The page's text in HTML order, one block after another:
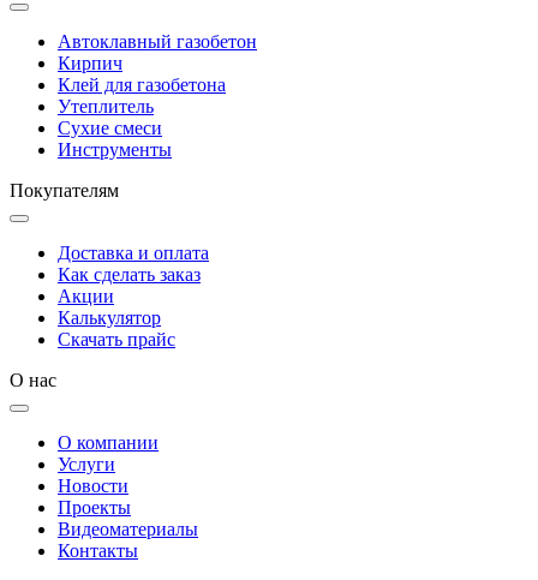
Автоклавный газобетон
Кирпич
Клей для газобетона
Утеплитель
Сухие смеси
Инструменты
Покупателям
Доставка и оплата
Как сделать заказ
Акции
Калькулятор
Скачать прайс
О нас
О компании
Услуги
Новости
Проекты
Видеоматериалы
Контакты